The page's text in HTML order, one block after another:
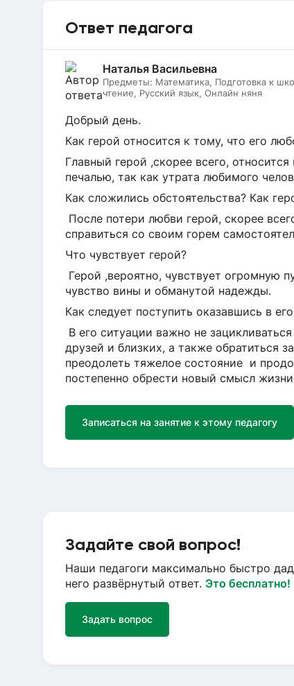
Ответ педагога
Наталья Васильевна
Предметы: Математика, Подготовка к
чтение, Русский язык, Онлайн няня
Добрый день.
Как герой относится к тому, что его
Главный герой ,скорее всего,
печалью, так как утрата любимого
Как сложились обстоятельства? Как
После потери любви герой, скорее
справиться со своим горем
Что чувствует герой?
Герой ,вероятно, чувствует огромную
чувство вины и обманутой надежды.
Как следует поступить оказавшись в
В его ситуации важно не
друзей и близких, а также обратиться
преодолеть тяжелое состояние и
постепенно обрести новый смысл
Записаться на занятие к этому педагогу
Задайте свой вопрос!
Наши педагоги максимально быстро
него развёрнутый ответ. Это бесплатно!
Задать вопрос